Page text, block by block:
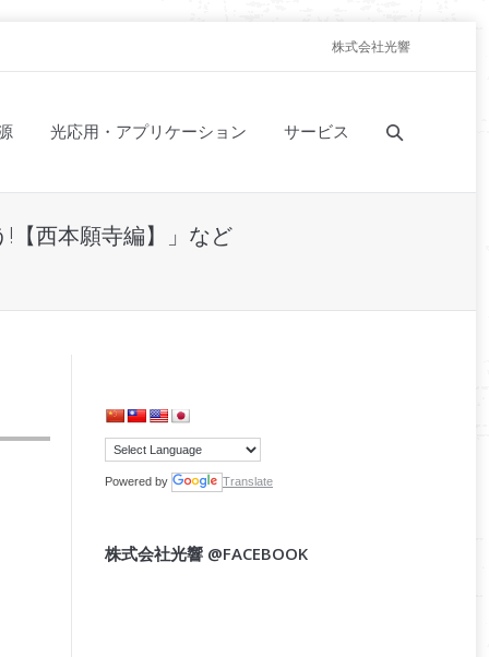
株式会社光響
光応用・アプリケーション サービス
【西本願寺編】」など
Powered by Translate
株式会社光響 @FACEBOOK